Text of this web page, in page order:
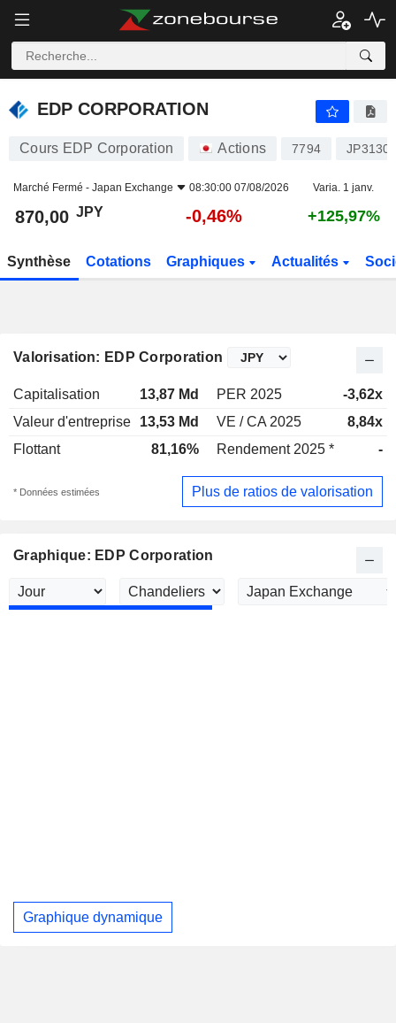
EDP CORPORATION
EDP CORPORATION
Cours EDP Corporation Actions 7794
Marché Fermé - Japan Exchange 08:30:00 07/08/2026 Varia. 1 janv.
870,00 JPY -0,46% +125,97%
Synthèse Cotations Graphiques Actualités
Valorisation: EDP Corporation
Capitalisation 13,87 Md PER 2025
-3,62x
Valeur d'entreprise
13,53 Md VE / CA 2025
8,84x
Flottant
81,16% Rendement 2025 * -
* Données estimées Plus de ratios de valorisation
Graphique: EDP Corporation
Graphique dynamique